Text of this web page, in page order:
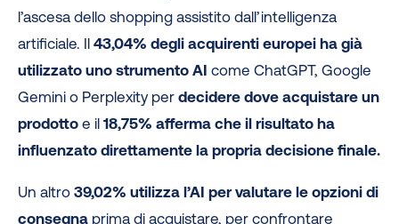
l’ascesa dello shopping assistito dall’intelligenza
artificiale. Il43,04% degli acquirenti europei ha già
utilizzato uno strumento AI come ChatGPT, Google
Gemini o Perplexity perdecidere dove acquistare un
prodotto e il18,75% afferma che il risultato ha
influenzato direttamente la propria decisione finale.
Un altro39,02% utilizza l’AI per valutare le opzioni di
consegna prima di acquistare, per confrontare